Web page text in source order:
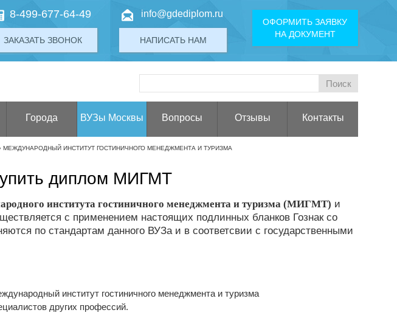
8-499-677-64-49
ЗАКАЗАТЬ ЗВОНОК
info@gdediplom.ru
НАПИСАТЬ НАМ
ОФОРМИТЬ ЗАЯВКУ
НА ДОКУМЕНТ
Города ВУЗы Москвы Вопросы Отзывы Контакты
МЕЖДУНАРОДНЫЙ ИНСТИТУТ ГОСТИНИЧНОГО МЕНЕДЖМЕНТА И ТУРИЗМА
диплом МИГМТ
института гостиничного менеджмента и туризма (МИГМТ) и
с применением настоящих подлинных бланков Гознак со
по стандартам данного ВУЗа и в соответсвии с государственными
институт гостиничного менеджмента и туризма
других профессий.